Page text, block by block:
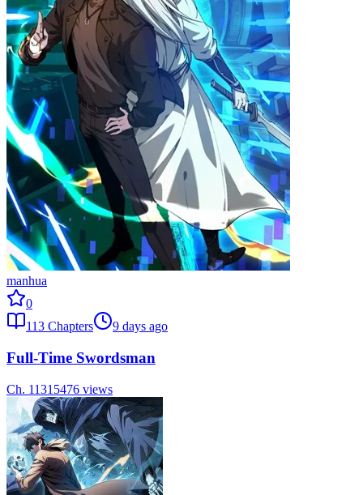
manhua
0
113 Chapters 9 days ago
Full-Time Swordsman
Ch. 11315476 views